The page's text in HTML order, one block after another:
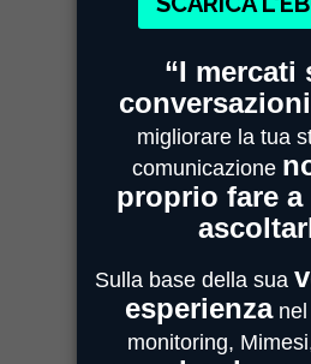
MIMESI
Sede Legale e
Centro Direzionale
Strada 4, Palazzo
20059
MIMESI
Sede
Strada Quarta,
43100
MIMESI